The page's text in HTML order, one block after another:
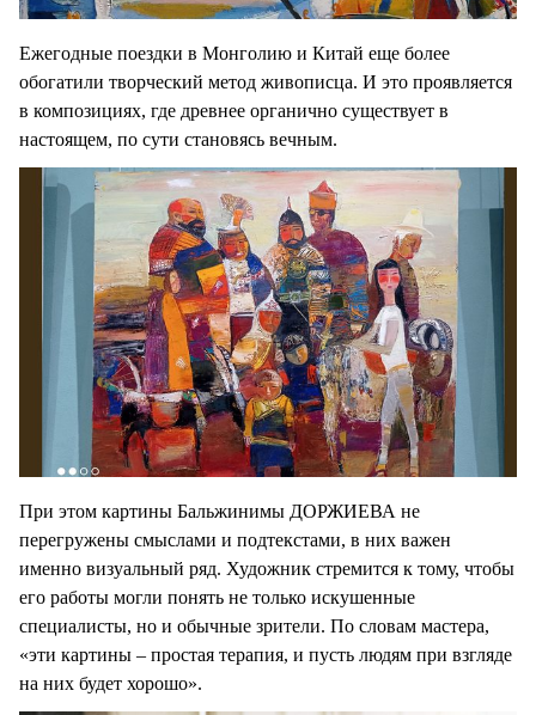
Ежегодные поездки в Монголию и Китай еще более
обогатили творческий метод живописца. И это проявляется
в композициях, где древнее органично существует в
настоящем, по сути становясь вечным.
При этом картины Бальжинимы ДОРЖИЕВА не
перегружены смыслами и подтекстами, в них важен
именно визуальный ряд. Художник стремится к тому, чтобы
его работы могли понять не только искушенные
специалисты, но и обычные зрители. По словам мастера,
«эти картины – простая терапия, и пусть людям при взгляде
на них будет хорошо».